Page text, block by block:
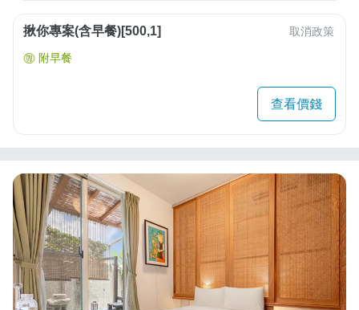
揪你專案(含早餐)[500,1] 取消政策
附早餐
查看價錢